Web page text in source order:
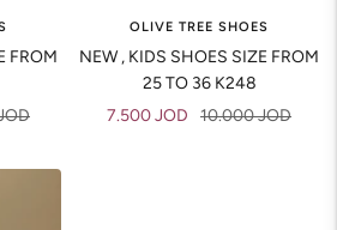
FROM
OLIVE TREE SHOES
NEW , KIDS SHOES SIZE FROM
25 TO 36 K248
Sale
7.500 JOD
Regular
10.000 JOD